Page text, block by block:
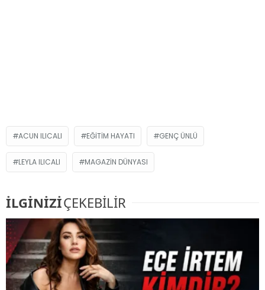
ACUN ILICALI EĞITIM HAYATI GENÇ ÜNLÜ
LEYLA ILICALI MAGAZIN DÜNYASI
İLGİNİZİÇEKEBİLİR